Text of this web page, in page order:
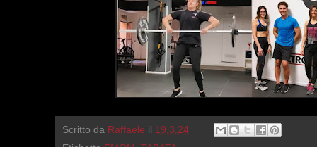
Scritto da Raffaele il 19.3.24